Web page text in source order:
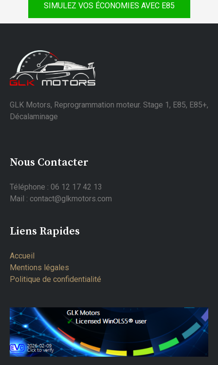
SIMULEZ VOS ÉCONOMIES AVEC E85
GLK Motors, Reprogrammation moteur. Stage 1, E85, E85+,
Décalaminage
Nous Contacter
Téléphone : 06 12 17 42 13
Mail : contact@glkmotors.com
Liens Rapides
Accueil
Mentions légales
Politique de confidentialité